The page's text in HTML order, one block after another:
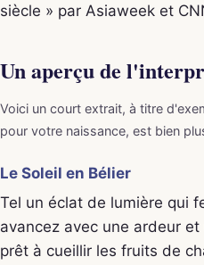
siècle » par Asiaweek et
Un aperçu de
Voici un court extrait, à titre
pour votre naissance, est bien
Le Soleil en Bélier
Tel un éclat de lumière qui
avancez avec une ardeur
prêt à cueillir les fruits de